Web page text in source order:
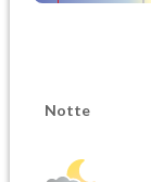
Notte